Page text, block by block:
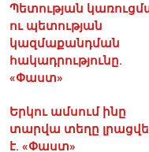
Պետության
ու պետության
կազմաքանդման
հակադրությունը.
«Փաստ»
Երկու ամսում ինը
տարվա տեղը
է. «Փաստ»